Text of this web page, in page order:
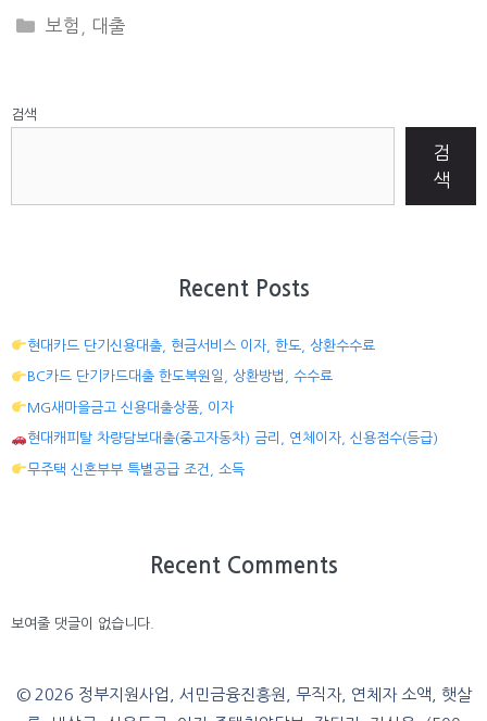
CATEGORIES
보험 대출
검색
검
색
Recent Posts
현대카드 단기신용대출, 현금서비스 이자, 한도, 상환수수료
BC카드 단기카드대출 한도복원일, 상환방법, 수수료
MG새마을금고 신용대출상품, 이자
현대캐피탈 차량담보대출(중고자동차) 금리, 연체이자, 신용점수(등급)
무주택 신혼부부 특별공급 조건, 소득
Recent Comments
보여줄 댓글이 없습니다.
© 2026 정부지원사업, 서민금융진흥원, 무직자, 연체자 소액, 햇살